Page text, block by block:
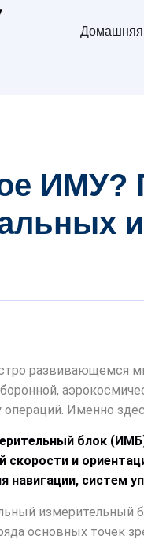
Домашняя
ИМУ?
развивающемся
операций. Именно
блок
скорости и
систем
измерительный
основных точек